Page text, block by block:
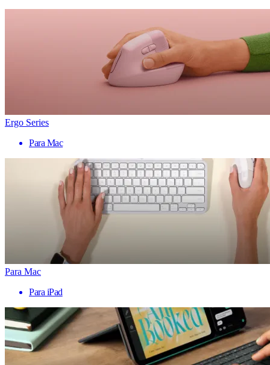
Ergo Series
Para Mac
Para Mac
Para iPad